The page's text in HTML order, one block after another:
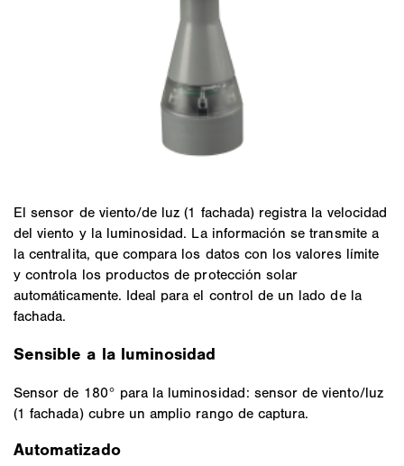
El sensor de viento/de luz (1 fachada) registra la velocidad
del viento y la luminosidad. La información se transmite a
la centralita, que compara los datos con los valores límite
y controla los productos de protección solar
automáticamente. Ideal para el control de un lado de la
fachada.
Sensible a la luminosidad
Sensor de 180° para la luminosidad: sensor de viento/luz
(1 fachada) cubre un amplio rango de captura.
Automatizado